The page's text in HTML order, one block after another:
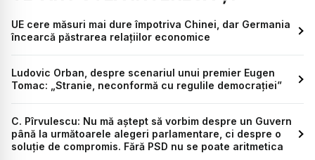
UE cere măsuri mai dure împotriva Chinei, dar Germania
încearcă păstrarea relațiilor economice
Ludovic Orban, despre scenariul unui premier Eugen
Tomac: „Stranie, neconformă cu regulile democrației”
C. Pîrvulescu: Nu mă aștept să vorbim despre un Guvern
până la următoarele alegeri parlamentare, ci despre o
soluție de compromis. Fără PSD nu se poate aritmetica